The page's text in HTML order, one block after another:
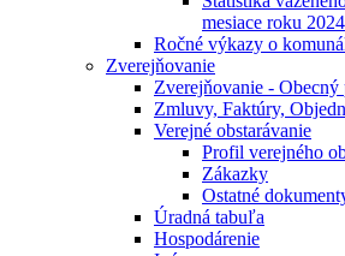
mesiace roku 2024
Ročné výkazy o
Zverejňovanie
Zverejňovanie - Obecný
Zmluvy, Faktúry,
Verejné obstarávanie
Profil verejného
Zákazky
Ostatné
Úradná tabuľa
Hospodárenie